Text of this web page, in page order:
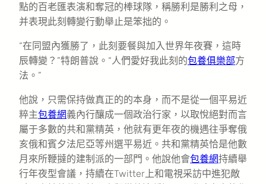
點的百老匯表演和奪冠的棒球隊，稱勝利是勝利之母，
并表現此刻轉變行動舉止是笨拙的。
“在同盟內獲勝了，此刻要餐與加入世界年夜賽，這時
辰轉變？”特朗普說。“人們愛好我此刻的包養俱樂部方
法。”
他說，只需保持做真正的的本身，而不是從一個平易近
粹主包養網義內行釀成一個政治行家，以取悅絕對而言
屬于多數的共和黨精英，他就有更年夜的機遇往爭奪俄
亥俄和賓夕法尼亞等州選平易近。共和黨精英恰是他數
月來所鞭撻的建制派的一部門。他說他會包養網持續舉
行年夜型會議，持續在Twitter上和電視采訪中進犯敵